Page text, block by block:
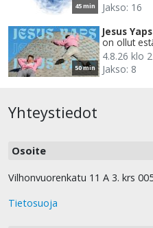
45 min
Jakso: 16
50 min
Jesus Yaps
on ollut
4.8.26 klo
Jakso: 8
Yhteystiedot
Osoite
Vilhonvuorenkatu 11 A 3. krs
Tietosuoja